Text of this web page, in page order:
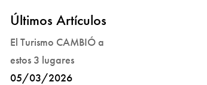
Últimos Artículos
El Turismo CAMBIÓ a
estos 3 lugares
05/03/2026